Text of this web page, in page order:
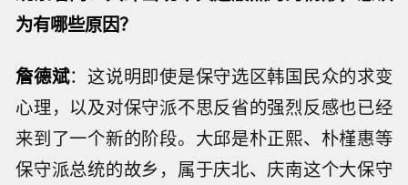
为有哪些原因？
詹德斌：这说明即使是保守选区韩国民众的求变
心理，以及对保守派不思反省的强烈反感也已经
来到了一个新的阶段。大邱是朴正熙、朴槿惠等
保守派总统的故乡，属于庆北、庆南这个大保守